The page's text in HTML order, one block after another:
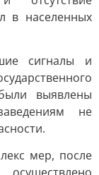
в населенных
сигналы и
выявлены
не
мер, после